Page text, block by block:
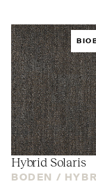
Hybrid Solaris
BODEN /